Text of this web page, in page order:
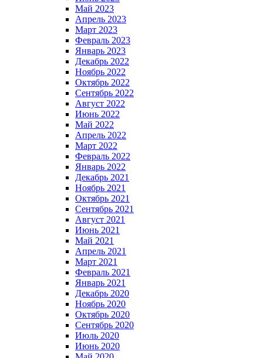
Май 2023
Апрель 2023
Март 2023
Февраль 2023
Январь 2023
Декабрь 2022
Ноябрь 2022
Октябрь 2022
Сентябрь 2022
Август 2022
Июнь 2022
Май 2022
Апрель 2022
Март 2022
Февраль 2022
Январь 2022
Декабрь 2021
Ноябрь 2021
Октябрь 2021
Сентябрь 2021
Август 2021
Июнь 2021
Май 2021
Апрель 2021
Март 2021
Февраль 2021
Январь 2021
Декабрь 2020
Ноябрь 2020
Октябрь 2020
Сентябрь 2020
Июль 2020
Июнь 2020